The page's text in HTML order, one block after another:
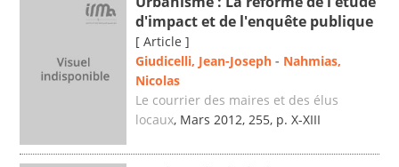
d'impact et de l'enquête publique
[ Article ]
Giudicelli, Jean-Joseph - Nahmias,
Nicolas
Le courrier des maires et des élus
locaux, Mars 2012, 255, p. X-XIII